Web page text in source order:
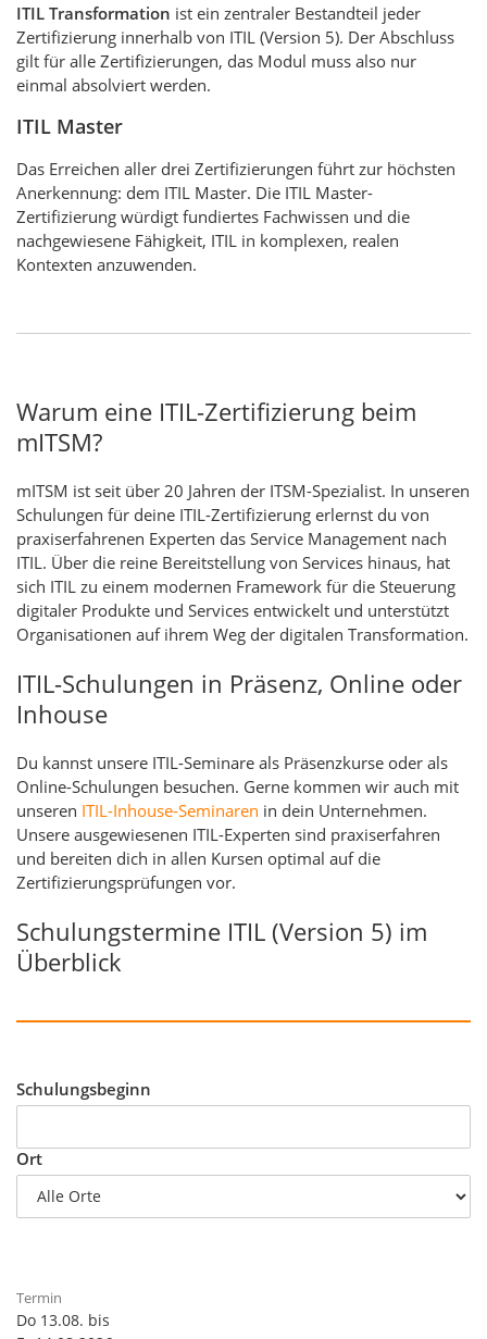
ITIL Transformation ist ein zentraler Bestandteil jeder
Zertifizierung innerhalb von ITIL (Version 5). Der Abschluss
gilt für alle Zertifizierungen, das Modul muss also nur
einmal absolviert werden.
ITIL Master
Das Erreichen aller drei Zertifizierungen führt zur höchsten
Anerkennung: dem ITIL Master. Die ITIL Master-
Zertifizierung würdigt fundiertes Fachwissen und die
nachgewiesene Fähigkeit, ITIL in komplexen, realen
Kontexten anzuwenden.
Warum eine ITIL-Zertifizierung beim
mITSM?
mITSM ist seit über 20 Jahren der ITSM-Spezialist. In unseren
Schulungen für deine ITIL-Zertifizierung erlernst du von
praxiserfahrenen Experten das Service Management nach
ITIL. Über die reine Bereitstellung von Services hinaus, hat
sich ITIL zu einem modernen Framework für die Steuerung
digitaler Produkte und Services entwickelt und unterstützt
Organisationen auf ihrem Weg der digitalen Transformation.
ITIL-Schulungen in Präsenz, Online oder
Inhouse
Du kannst unsere ITIL-Seminare als Präsenzkurse oder als
Online-Schulungen besuchen. Gerne kommen wir auch mit
unseren ITIL-Inhouse-Seminaren in dein Unternehmen.
Unsere ausgewiesenen ITIL-Experten sind praxiserfahren
und bereiten dich in allen Kursen optimal auf die
Zertifizierungsprüfungen vor.
Schulungstermine ITIL (Version 5) im
Überblick
Schulungsbeginn
Ort
Do 13.08. bis